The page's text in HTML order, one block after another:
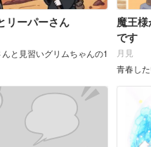
リーパーさん
と見習いグリムちゃんの1
魔王
です
月見
青春し